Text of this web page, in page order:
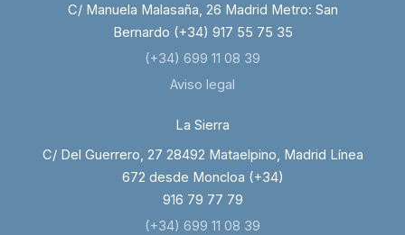
C/ Manuela Malasaña, 26 Madrid Metro: San
Bernardo (+34) 917 55 75 35
(+34) 699 11 08 39
Aviso legal
La Sierra
C/ Del Guerrero, 27 28492 Mataelpino, Madrid Línea
672 desde Moncloa (+34)
916 79 77 79
(+34) 699 11 08 39